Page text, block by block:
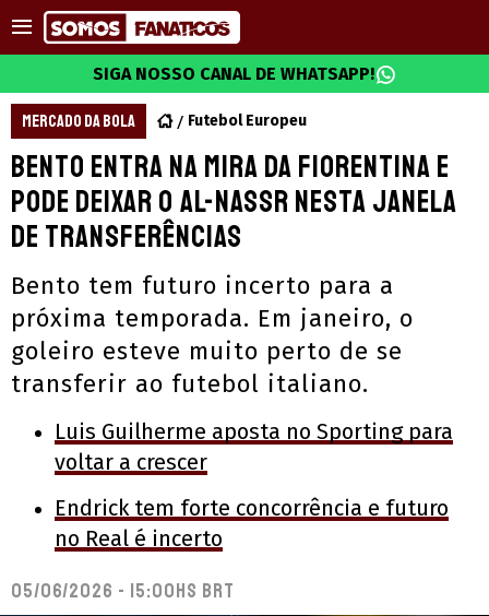
SIGA NOSSO CANAL DE WHATSAPP!
MERCADO DA BOLA Futebol Europeu
Bento entra na mira da Fiorentina e
pode deixar o Al-Nassr nesta janela
de transferências
Bento tem futuro incerto para a
próxima temporada. Em janeiro, o
goleiro esteve muito perto de se
transferir ao futebol italiano.
Luis Guilherme aposta no Sporting para
voltar a crescer
Endrick tem forte concorrência e futuro
no Real é incerto
05/06/2026 - 15:00hs BRT